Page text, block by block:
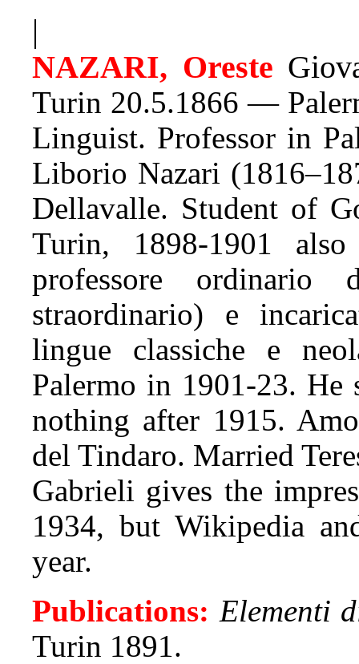
|
NAZARI, Oreste
Turin 20.5.1866 —
Linguist. Professor in
Liborio Nazari
Dellavalle. Student of
Turin, 1898-1901
professore
straordinario) e
lingue classiche e
Palermo in 1901-23. He
nothing after 1915.
del Tindaro. Married
Gabrieli gives the
1934, but Wikipedia
year.
Publications: Elementi
Turin 1891.